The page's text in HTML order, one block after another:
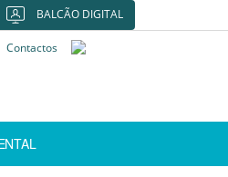
BALCÃO DIGITAL
Contactos